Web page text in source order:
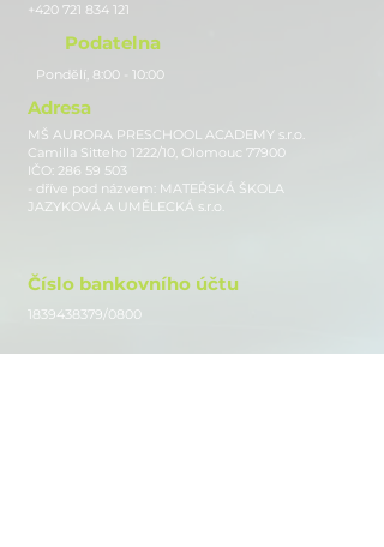
+420 721 834 121
Podatelna
Pondělí, 8:00 - 10:00
Adresa
MŠ AURORA PRESCHOOL ACADEMY s.r.o.
Camilla Sitteho 1222/10, Olomouc 77900
IČO: 286 59 503
- dříve pod názvem: MATEŘSKÁ ŠKOLA
JAZYKOVÁ A UMĚLECKÁ s.r.o.
Číslo bankovního účtu
1839438379/0800